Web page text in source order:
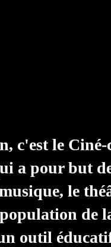
c'est le
a pour but
le
de
outil